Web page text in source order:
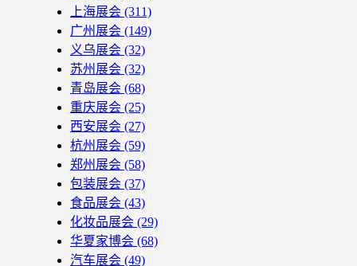
上海展会 (311)
广州展会 (149)
义乌展会 (32)
苏州展会 (32)
青岛展会 (68)
重庆展会 (25)
西安展会 (27)
杭州展会 (59)
郑州展会 (58)
包装展会 (37)
食品展会 (43)
化妆品展会 (29)
华夏家博会 (68)
汽车展会 (49)